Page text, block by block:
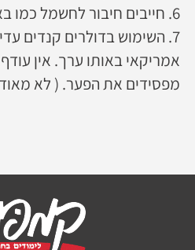
6. חייבים חיבור לחשמל כמו בארה״ב.
7. השימוש בדולרים קנדים
אמריקאי באותו ערך. אין
מפסידים את הפער. ( לא